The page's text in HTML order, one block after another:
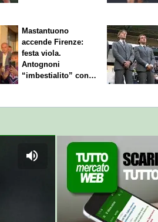
Mastantuono
accende Firenze:
festa viola.
Antognoni
“imbestialito” con